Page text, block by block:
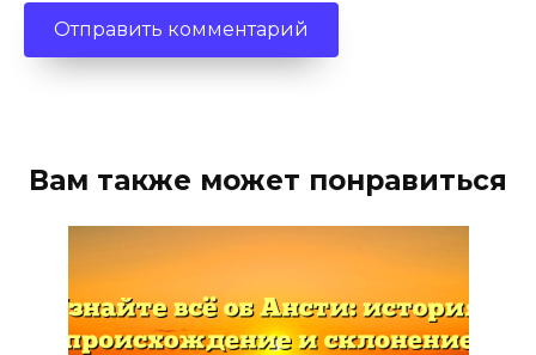
Вам также может понравиться